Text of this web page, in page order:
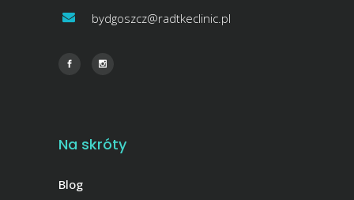
bydgoszcz@radtkeclinic.pl
Na skróty
Blog